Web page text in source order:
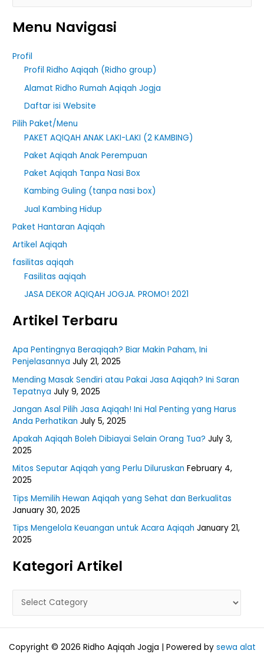
e
a
c
r
Menu Navigasi
Profil
Profil Ridho Aqiqah (Ridho group)
Alamat Ridho Rumah Aqiqah Jogja
Daftar isi Website
Pilih Paket/Menu
PAKET AQIQAH ANAK LAKI-LAKI (2 KAMBING)
Paket Aqiqah Anak Perempuan
Paket Aqiqah Tanpa Nasi Box
Kambing Guling (tanpa nasi box)
Jual Kambing Hidup
Paket Hantaran Aqiqah
Artikel Aqiqah
fasilitas aqiqah
Fasilitas aqiqah
JASA DEKOR AQIQAH JOGJA. PROMO! 2021
Artikel Terbaru
Apa Pentingnya Beraqiqah? Biar Makin Paham, Ini
Penjelasannya July 21, 2025
Mending Masak Sendiri atau Pakai Jasa Aqiqah? Ini Saran
Tepatnya July 9, 2025
Jangan Asal Pilih Jasa Aqiqah! Ini Hal Penting yang Harus
Anda Perhatikan July 5, 2025
Apakah Aqiqah Boleh Dibiayai Selain Orang Tua? July 3,
2025
Mitos Seputar Aqiqah yang Perlu Diluruskan February 4,
2025
Tips Memilih Hewan Aqiqah yang Sehat dan Berkualitas
January 30, 2025
Tips Mengelola Keuangan untuk Acara Aqiqah January 21,
2025
Kategori Artikel
Copyright © 2026 Ridho Aqiqah Jogja | Powered by sewa alat